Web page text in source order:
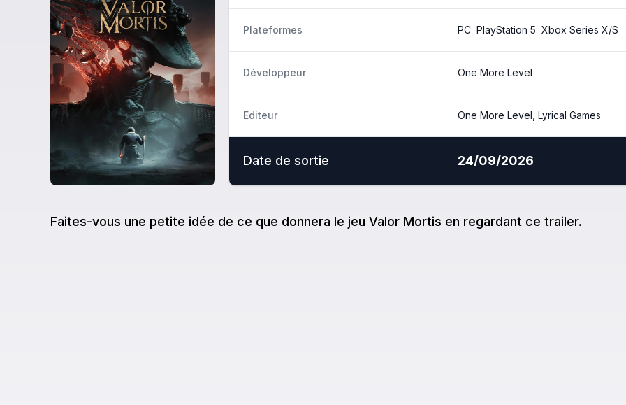
Plateformes PC PlayStation 5 Xbox Series X/S
Développeur One More Level
Editeur One More Level, Lyrical Games
Date de sortie 24/09/2026
Faites-vous une petite idée de ce que donnera le jeu Valor Mortis en regardant ce trailer.